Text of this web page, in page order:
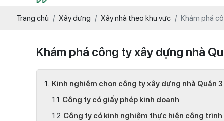
Trang chủ Xây dựng Xây nhà theo khu vực Khám phá
Khám phá công ty xây dựng nhà
Kinh nghiệm chọn công ty xây dựng nhà Quận
Công ty có giấy phép kinh doanh
Công ty có kinh nghiệm thực hiện công